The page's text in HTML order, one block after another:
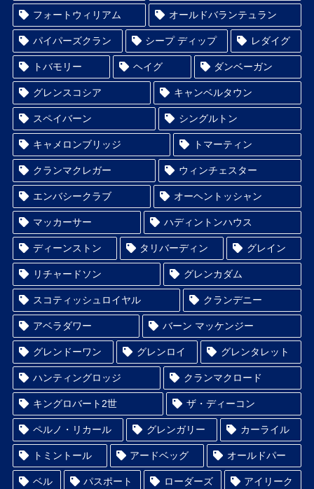
フォートウィリアム オールドバランテュラン
パイパーズクラン シープ ディップ レダイグ
トバモリー ヘイグ ダンベーガン
グレンスコシア キャンベルタウン
スペイバーン シングルトン
キャメロンブリッジ トマーティン
クランマクレガー ウィンチェスター
エンバシークラブ オーヘントッシャン
マッカーサー ハディントンハウス
ディーンストン タリバーディン グレイン
リチャードソン グレンカダム
スコティッシュロイヤル クランデニー
アベラダワー バーン マッケンジー
グレンドーワン グレンロイ グレンタレット
ハンティングロッジ クランマクロード
キングロバート2世 ザ・ディーコン
ペルノ・リカール グレンガリー カーライル
トミントール アードベッグ オールドパー
ベル パスポート ローダーズ アイリーク